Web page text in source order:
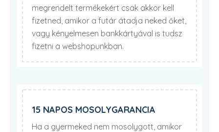
megrendelt termékekért csak akkor kell
fizetned, amikor a futár átadja neked őket,
vagy kényelmesen bankkártyával is tudsz
fizetni a webshopunkban.
15 NAPOS MOSOLYGARANCIA
Ha a gyermeked nem mosolygott, amikor